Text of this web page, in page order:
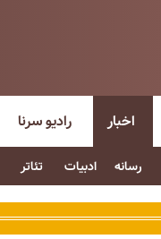
اخبار
رسانه ادبیات تئاتر
رادیو سرنا